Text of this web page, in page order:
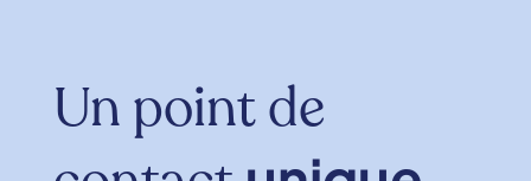
Un point de